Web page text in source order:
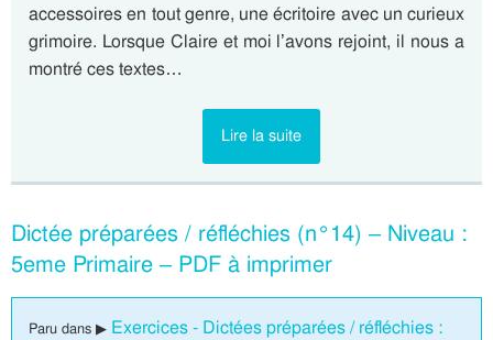
accessoires en tout genre, une écritoire avec un curieux
grimoire. Lorsque Claire et moi l’avons rejoint, il nous a
montré ces textes…
Lire la suite
Dictée préparées / réfléchies (n°14) – Niveau :
5eme Primaire – PDF à imprimer
Paru dans ▶ Exercices - Dictées préparées / réfléchies :